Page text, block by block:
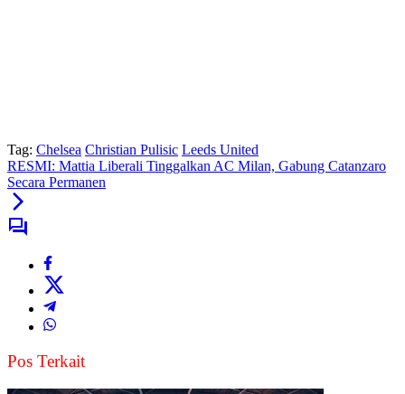
Tag: Chelsea Christian Pulisic Leeds United
RESMI: Mattia Liberali Tinggalkan AC Milan, Gabung Catanzaro
Secara Permanen
Pos Terkait